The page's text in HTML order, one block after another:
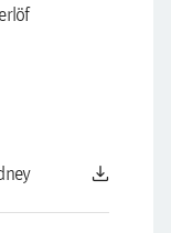
download